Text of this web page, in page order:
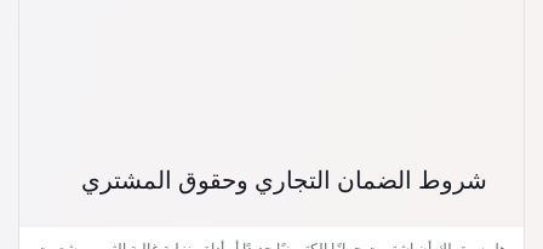
شروط الضمان التجاري وحقوق المشتري